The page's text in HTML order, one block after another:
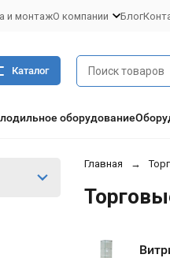
и монтажО компании Блог
Каталог
оборудование
Главная